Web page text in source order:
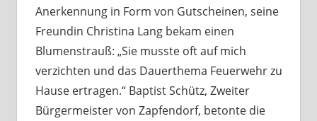
Anerkennung in Form von Gutscheinen, seine
Freundin Christina Lang bekam einen
Blumenstrauß: „Sie musste oft auf mich
verzichten und das Dauerthema Feuerwehr zu
Hause ertragen.“ Baptist Schütz, Zweiter
Bürgermeister von Zapfendorf, betonte die